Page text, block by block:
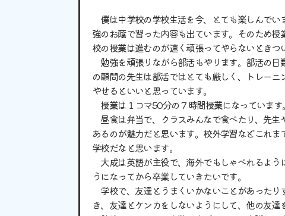
僕は中学校の学校生活を今、とても楽しんで
強のお蔭で習った内容も出ています。そのため
校の授業は進むのが速く頑張ってやらないときつ
勉強を頑張りながら部活もやります。部活の
の顧問の先生は部活ではとても厳しく、トレー
やせるといいと思っています。
授業は１コマ50分の７時間授業になっています
昼食は弁当で、クラスみんなで食べたり、先
あるのが魅力だと思います。校外学習などこれ
学校だなと思います。
大成は英語が主役で、海外でもしゃべれるよ
うになってから卒業していきたいです。
学校で、友達とうまくいかないことがあった
き、友達とケンカをしないようにして、他の友達